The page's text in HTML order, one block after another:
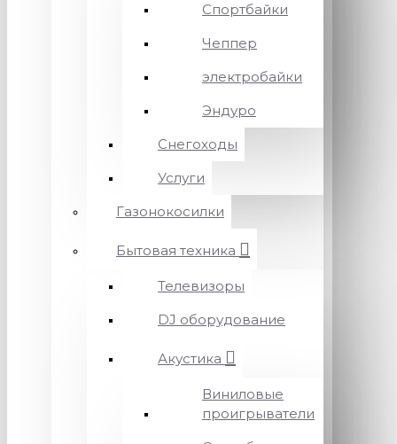
Спортбайки
Чеппер
электробайки
Эндуро
Снегоходы
Услуги
Газонокосилки
Бытовая техника
Телевизоры
DJ оборудование
Акустика
Виниловые
проигрыватели